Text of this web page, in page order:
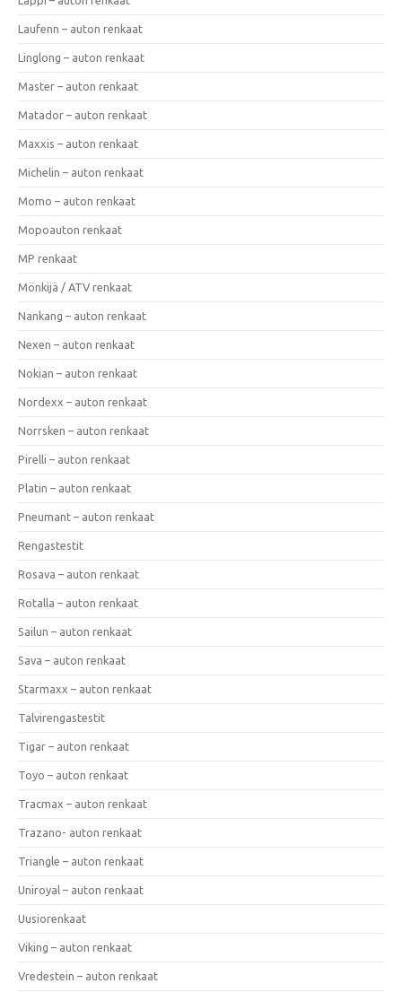
Laufenn – auton renkaat
Linglong – auton renkaat
Master – auton renkaat
Matador – auton renkaat
Maxxis – auton renkaat
Michelin – auton renkaat
Momo – auton renkaat
Mopoauton renkaat
MP renkaat
Mönkijä / ATV renkaat
Nankang – auton renkaat
Nexen – auton renkaat
Nokian – auton renkaat
Nordexx – auton renkaat
Norrsken – auton renkaat
Pirelli – auton renkaat
Platin – auton renkaat
Pneumant – auton renkaat
Rengastestit
Rosava – auton renkaat
Rotalla – auton renkaat
Sailun – auton renkaat
Sava – auton renkaat
Starmaxx – auton renkaat
Talvirengastestit
Tigar – auton renkaat
Toyo – auton renkaat
Tracmax – auton renkaat
Trazano- auton renkaat
Triangle – auton renkaat
Uniroyal – auton renkaat
Uusiorenkaat
Viking – auton renkaat
Vredestein – auton renkaat